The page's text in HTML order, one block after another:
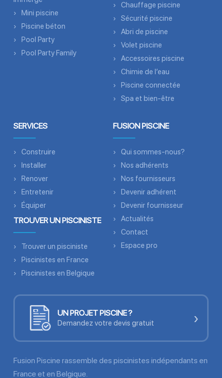
Mini piscine
Piscine béton
Pool Party
Pool Party Family
Chauffage piscine
Sécurité piscine
Abri de piscine
Volet piscine
Accessoires piscine
Chimie de l’eau
Piscine connectée
Spa et bien-être
SERVICES
Construire
Installer
Renover
Entretenir
Équiper
TROUVER UN PISCINISTE
Trouver un pisciniste
Piscinistes en France
Piscinistes en Belgique
FUSION PISCINE
Qui sommes-nous?
Nos adhérents
Nos fournisseurs
Devenir adhérent
Devenir fournisseur
Actualités
Contact
Espace pro
UN PROJET PISCINE ?
Demandez votre devis gratuit ›
Fusion Piscine rassemble des piscinistes indépendants en
France et en Belgique.